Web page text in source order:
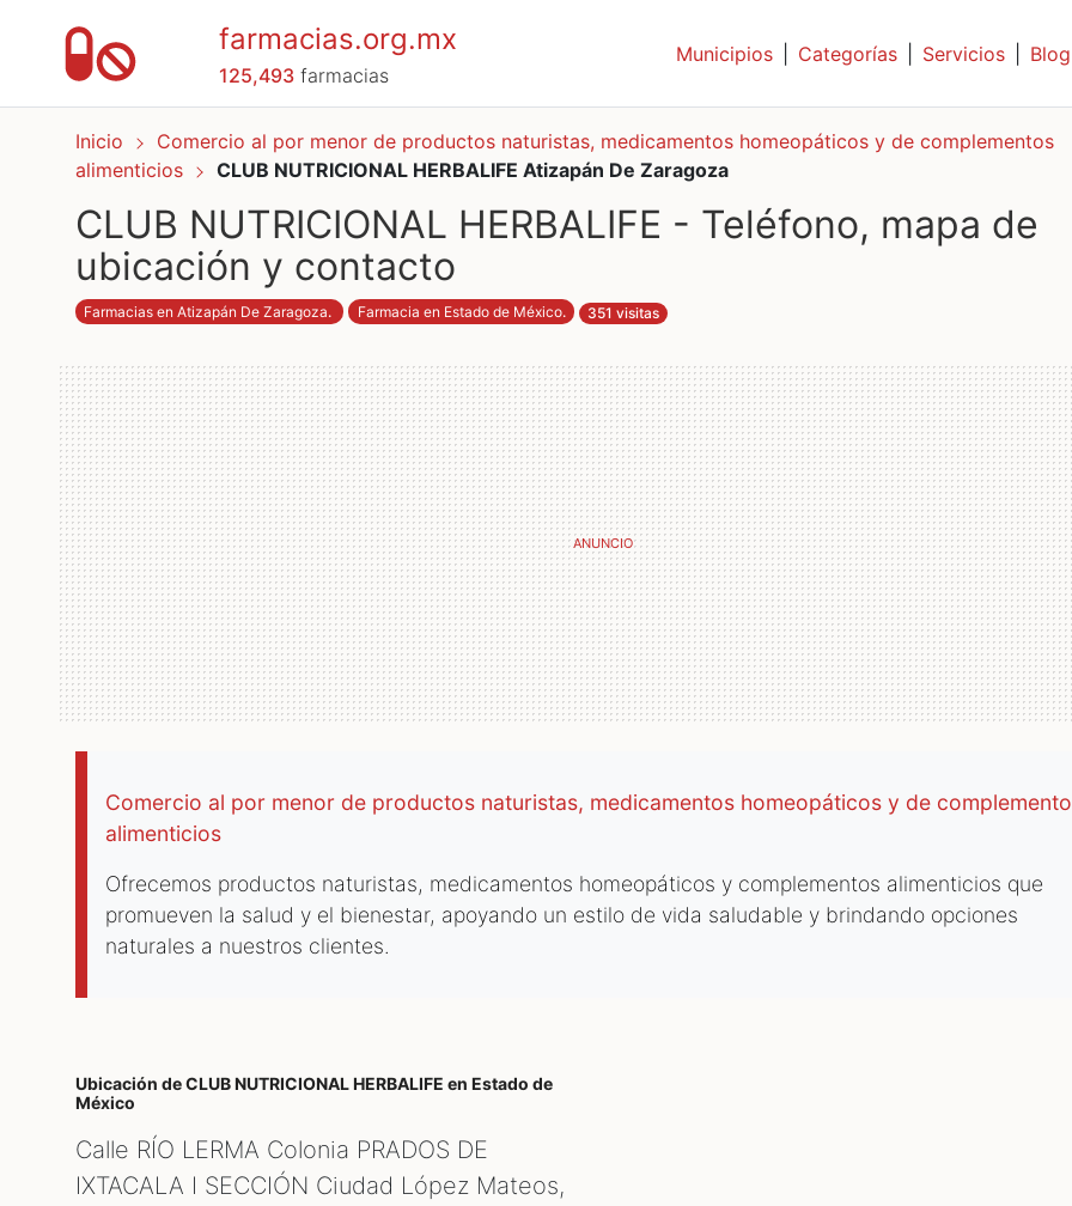
farmacias.org.mx
125,493farmacias
Municipios Categorías Servicios Blog
Inicio
Comercio al por menor de productos naturistas, medicamentos homeopáticos y de complementos
alimenticios
CLUB NUTRICIONAL HERBALIFE Atizapán De Zaragoza
CLUB NUTRICIONAL HERBALIFE - Teléfono, mapa de
ubicación y contacto
Farmacias en Atizapán De Zaragoza. Farmacia en Estado de México. 351 visitas
Comercio al por menor de productos naturistas, medicamentos homeopáticos y de
alimenticios
Ofrecemos productos naturistas, medicamentos homeopáticos y complementos alimenticios que
promueven la salud y el bienestar, apoyando un estilo de vida saludable y brindando opciones
naturales a nuestros clientes.
Ubicación de CLUB NUTRICIONAL HERBALIFE en Estado de
México
Calle RÍO LERMA Colonia PRADOS DE
IXTACALA I SECCIÓN Ciudad López Mateos,